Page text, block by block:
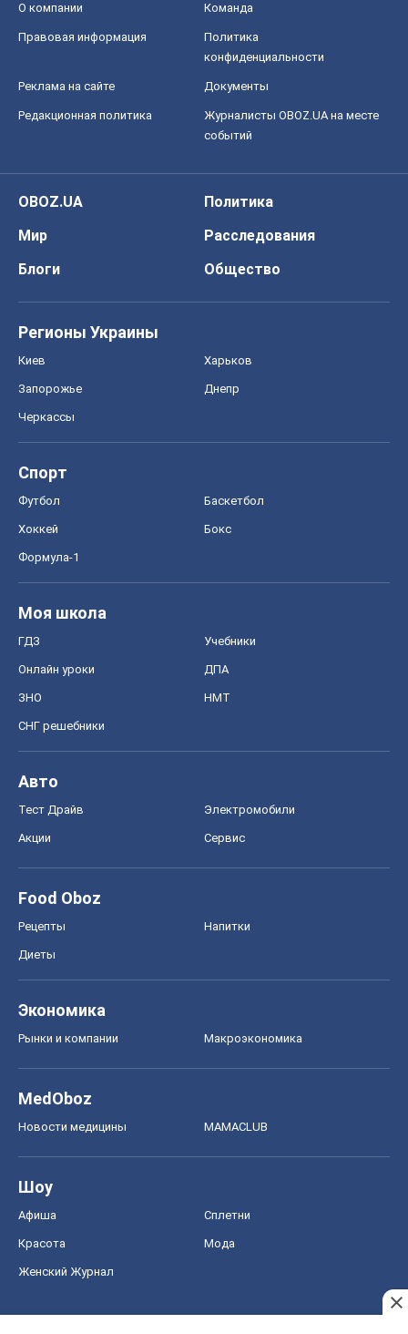
О компании Команда
Правовая информация
Политика
конфиденциальности
Реклама на сайте Документы
Редакционная политика
Журналисты OBOZ.UA на месте
событий
OBOZ.UA
Политика
Мир
Расследования
Блоги
Общество
Регионы Украины
Киев Харьков
Запорожье Днепр
Черкассы
Спорт
Футбол Баскетбол
Хоккей Бокс
Формула-1
Моя школа
ГДЗ Учебники
Онлайн уроки ДПА
ЗНО НМТ
СНГ решебники
Авто
Тест Драйв Электромобили
Акции Сервис
Food Oboz
Рецепты Напитки
Диеты
Экономика
Рынки и компании Mакроэкономика
MedOboz
Новости медицины MAMACLUB
Шоу
Афиша Сплетни
Красота Мода
Женский Журнал